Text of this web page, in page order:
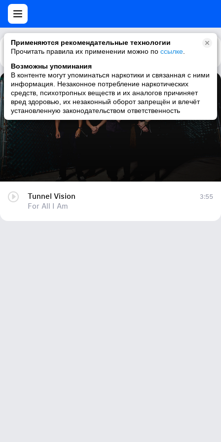
Применяются рекомендательные технологии
Прочитать правила их применении можно по ссылке
Возможны упоминания
В контенте могут упоминаться наркотики и связанная с ними
информация. Незаконное потребление наркотических
средств, психотропных веществ и их аналогов причиняет
вред здоровью, их незаконный оборот запрещён и влечёт
установленную законодательством ответственность
Каталог Рекомендации
Tunnel Vision
For All I Am
Tunnel Vision
For All I Am
3:55